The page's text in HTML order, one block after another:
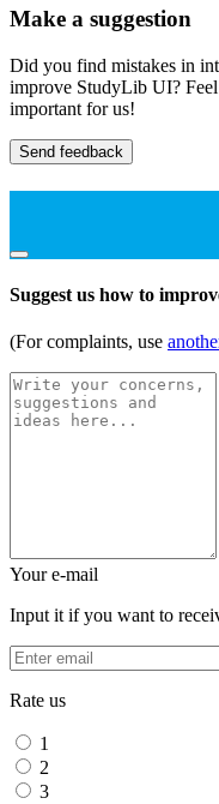
Make a suggestion
Did you find mistakes in
improve StudyLib UI?
important for us!
Send feedback
Suggest us how to
(For complaints, use
Your e-mail
Input it if you want to
Rate us
1
2
3